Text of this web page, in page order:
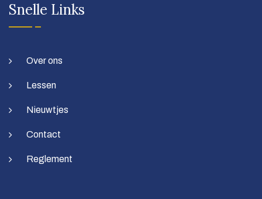
Snelle Links
Over ons
Lessen
Nieuwtjes
Contact
Reglement